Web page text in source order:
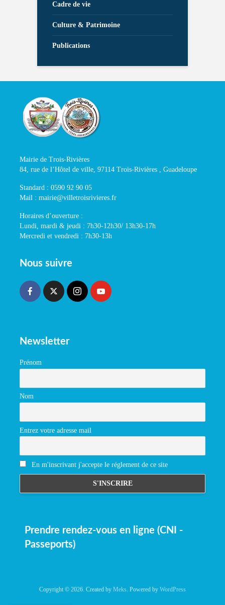
Cadre de vie
Culture & Patrimoine
Publications
Mairie de Trois-Rivières
84, rue de l’Hôtel de ville, 97114 Trois-Rivières , Guadeloupe
Standard : 0590 92 90 05
Mail : mairie@villetroisrivieres.fr
Horaires d’ouverture :
Lundi, mardi & jeudi : 7h30-12h30/ 13h30-17h
Mercredi et vendredi : 7h30-13h
Nous suivre
Newsletter
Prénom
Nom
Entrez votre adresse mail
En m'inscrivant j'accepte le réglement de ce site
Prendre rendez-vous en ligne (CNI -
Passeports)
Copyright © 2026. Created by Meks . Powered by WordPress